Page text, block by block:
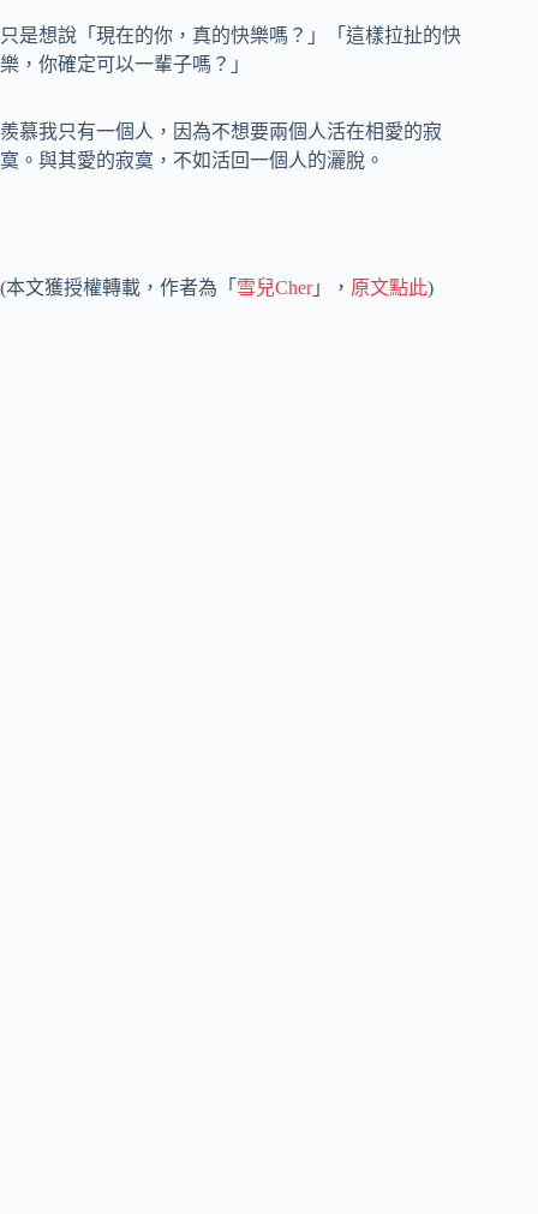
只是想說「現在的你，真的快樂嗎？」「這樣拉扯的快
樂，你確定可以一輩子嗎？」
羨慕我只有一個人，因為不想要兩個人活在相愛的寂
寞。與其愛的寂寞，不如活回一個人的灑脫。
(本文獲授權轉載，作者為「 雪兒Cher」， 原文點此)